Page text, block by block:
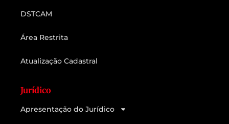
DSTCAM
Área Restrita
Atualização Cadastral
Jurídico
Apresentação do Jurídico